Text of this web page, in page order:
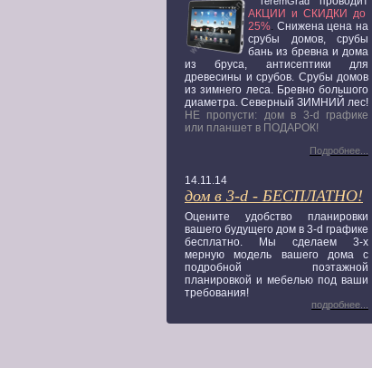
АКЦИИ и СКИДКИ до
25%. Снижена цена на
срубы домов, срубы
бань из бревна и дома
из бруса, антисептики для
древесины и срубов. Срубы домов
из зимнего леса. Бревно большого
диаметра. Северный ЗИМНИЙ лес!
НЕ пропусти: дом в 3-d графике
или планшет в ПОДАРОК!
Подробнее...
14.11.14
дом в 3-d - БЕСПЛАТНО!
Оцените удобство планировки
вашего будущего дом в 3-d графике
бесплатно. Мы сделаем 3-х
мерную модель вашего дома с
подробной поэтажной
планировкой и мебелью под ваши
требования!
подробнее...